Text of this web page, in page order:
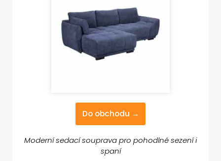
Do obchodu →
Moderní sedací souprava pro pohodlné sezení i
spaní